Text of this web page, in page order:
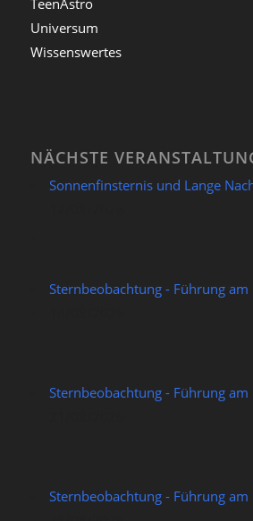
TeenAstro
Universum
Wissenswertes
NÄCHSTE
Sonnenfinsternis und Lange
Sternbeobachtung - Führung
Sternbeobachtung - Führung
Sternbeobachtung - Führung